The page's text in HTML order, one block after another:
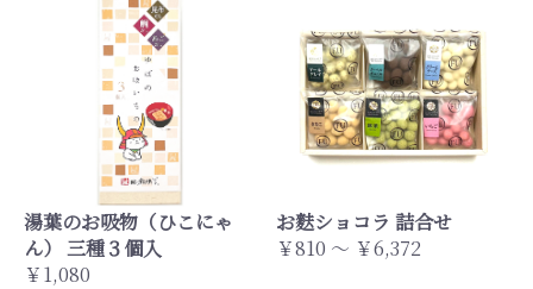
湯葉のお吸物（ひこにゃ
ん） 三種３個入
￥1,080
お麩ショコラ 詰合せ
￥810 ～ ￥6,372